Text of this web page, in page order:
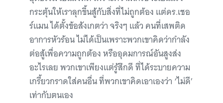
กระตุ้นให้เราลุกขึ้นสู้กับสิ่งที่ไม่ถูกต้อง แต่ดร.เชอ
ร์แมน ได้ตั้งข้อสังเกตว่า จริงๆ แล้ว คนที่เสพติด
อาการหัวร้อน ไม่ได้เป็นเพราะพวกเขาคิดว่ากำลัง
ต่อสู้เพื่อความถูกต้อง หรืออุดมการณ์อันสูงส่ง
อะไรเลย พวกเขาเพียงแต่รู้สึกดี ที่ได้ระบายความ
เกรี้ยวกราดใส่คนอื่น ที่พวกเขาคิดเอาเองว่า ‘ไม่ดี’
เท่ากับตนเอง